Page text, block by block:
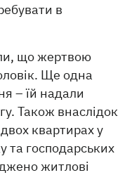
в
що жертвою
Ще одна
– їй надали
Також внаслідок
квартирах у
та господарських
житлові